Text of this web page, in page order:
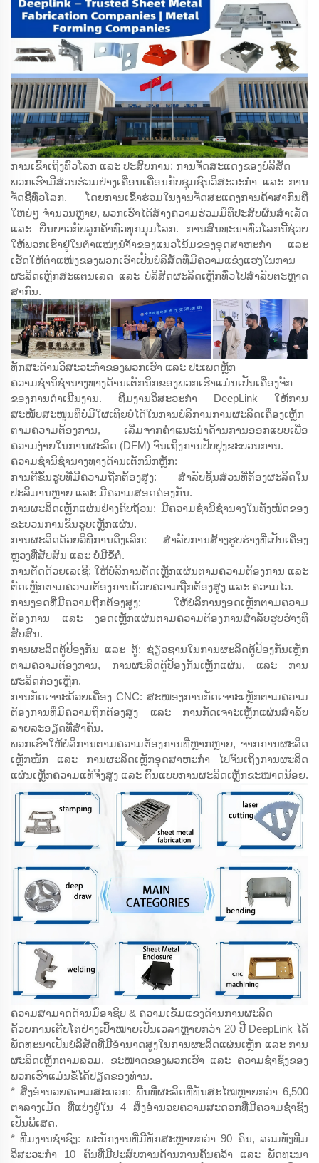
ການເຂົ້າເຖິງທົ່ວໂລກ ແລະ ປະສົບການ: ການຈັດສະແດງຂອງບໍລິສັດ
ພວກເຮົາມີສ່ວນຮ່ວມຢ່າງເຄື່ອນເຄື່ອນກັບຊຸມຊົນວິສະວະກຳ ແລະ ການ
ຈັດຊື້ທົ່ວໂລກ. ໂດຍການເຂົ້າຮ່ວມໃນງານຈັດສະແດງການຄ້າສາກົນທີ່
ໃຫຍ່ໆ ຈຳນວນຫຼາຍ, ພວກເຮົາໄດ້ສ້າງຄວາມຮ່ວມມືທີ່ປະສົບຜົນສຳເລັດ
ແລະ ຍືນຍາວກັບລູກຄ້າທົ່ວທຸກມຸມໂລກ. ການສົນທະນາທົ່ວໂລກນີ້ຊ່ວຍ
ໃຫ້ພວກເຮົາຢູ່ໃນຕຳແໜ່ງນຳ້້າຂອງແນວໂນ້ມຂອງອຸດສາຫະກຳ ແລະ
ເຮັດໃຫ້ຕຳແໜ່ງຂອງພວກເຮົາເປັນບໍລິສັດທີ່ມີຄວາມແຂ່ງແຮງໃນການ
ຜະລິດເຫຼັກສະແຕນເລດ ແລະ ບໍລິສັດຜະລິດເຫຼັກທົ່ວໄປສຳລັບຕະຫຼາດ
ສາກົນ.
ທັກສະດ້ານວິສະວະກຳຂອງພວກເຮົາ ແລະ ປະເພດຫຼັກ
ຄວາມຊຳນິຊຳນາງທາງດ້ານເຕັກນິກຂອງພວກເຮົາແມ່ນເປັນເຄື່ອງຈັກ
ຂອງການດຳເນີນງານ. ທີມງານວິສະວະກຳ DeepLink ໃຫ້ການ
ສະໜັບສະໜູນທີ່ບໍ່ມີໃຜເທີຍບໍ່ໄດ້ໃນການບໍລິການການຜະລິດເຄື່ອງເຫຼັກ
ຕາມຄວາມຕ້ອງການ, ເລີ່ມຈາກຄຳແນະນຳດ້ານການອອກແບບເພື່ອ
ຄວາມງ່າຍໃນການຜະລິດ (DFM) ຈົນເຖິງການປັບປຸງຂະບວນການ.
ຄວາມຊຳນິຊຳນາງທາງດ້ານເຕັກນິກຫຼັກ:
ການຕີຂຶ້ນຮູບທີ່ມີຄວາມຖືກຕ້ອງສູງ: ສຳລັບຊິ້ນສ່ວນທີ່ຕ້ອງຜະລິດໃນ
ປະລິມານຫຼາຍ ແລະ ມີຄວາມສອດຄ່ອງກັນ.
ການຜະລິດເຫຼັກແຜ່ນຢ່າງຄົບຖ້ວນ: ມີຄວາມຊຳນິຊຳນາງໃນທັງໝົດຂອງ
ຂະບວນການຂຶ້ນຮູບເຫຼັກແຜ່ນ.
ການຜະລິດດ້ວຍວິທີການດຶງເລິກ: ສຳລັບການສ້າງຮູບຮ່າງທີ່ເປັນເຄື່ອງ
ຫຼວງທີ່ສັບສົນ ແລະ ບໍ່ມີຂໍ້ຕໍ່.
ການຕັດດ້ວຍເລເຊີ: ໃຫ້ບໍລິການຕັດເຫຼັກແຜ່ນຕາມຄວາມຕ້ອງການ ແລະ
ຕັດເຫຼັກຕາມຄວາມຕ້ອງການດ້ວຍຄວາມຖືກຕ້ອງສູງ ແລະ ຄວາມໄວ.
ການງອດທີ່ມີຄວາມຖືກຕ້ອງສູງ: ໃຫ້ບໍລິການງອດເຫຼັກຕາມຄວາມ
ຕ້ອງການ ແລະ ງອດເຫຼັກແຜ່ນຕາມຄວາມຕ້ອງການສຳລັບຮູບຮ່າງທີ່
ສັບສົນ.
ການຜະລິດຕູ້ປ້ອງກັນ ແລະ ຕູ້: ຊ່ຽວຊານໃນການຜະລິດຕູ້ປ້ອງກັນເຫຼັກ
ຕາມຄວາມຕ້ອງການ, ການຜະລິດຕູ້ປ້ອງກັນເຫຼັກແຜ່ນ, ແລະ ການ
ຜະລິດກ່ອງເຫຼັກ.
ການກັດເຈາະດ້ວຍເຄື່ອງ CNC: ສະໜອງການກັດເຈາະເຫຼັກຕາມຄວາມ
ຕ້ອງການທີ່ມີຄວາມຖືກຕ້ອງສູງ ແລະ ການກັດເຈາະເຫຼັກແຜ່ນສຳລັບ
ລາຍລະອຽດທີ່ສຳຄັນ.
ພວກເຮົາໃຫ້ບໍລິການຕາມຄວາມຕ້ອງການທີ່ຫຼາກຫຼາຍ, ຈາກການຜະລິດ
ເຫຼັກໜັກ ແລະ ການຜະລິດເຫຼັກອຸດສາຫະກຳ ໄປຈົນເຖິງການຜະລິດ
ແຜ່ນເຫຼັກຄວາມແທ້ຈິງສູງ ແລະ ຕົ້ນແບບການຜະລິດເຫຼັກຂະໜາດນ້ອຍ.
ຄວາມສາມາດດ້ານມືອາຊີບ & ຄວາມເຂັ້ມແຂງດ້ານການຜະລິດ
ດ້ວຍການເຕີບໂຕຢ່າງເປົ້າໝາຍເປັນເວລາຫຼາຍກວ່າ 20 ປີ DeepLink ໄດ້
ພັດທະນາເປັນບໍລິສັດທີ່ມີອຳນາດສູງໃນການຜະລິດແຜ່ນເຫຼັກ ແລະ ການ
ຜະລິດເຫຼັກຕາມລວມ. ຂະໜາດຂອງພວກເຮົາ ແລະ ຄວາມຊ່ຳຊົງຂອງ
ພວກເຮົາແມ່ນຂໍ້ໄດ້ປຽດຂອງທ່ານ.
* ສິ່ງອຳນວຍຄວາມສະດວກ: ພື້ນທີ່ຜະລິດທີ່ທັນສະໄໝຫຼາຍກວ່າ 6,500
ຕາລາງເມັດ ທີ່ແບ່ງຢູ່ໃນ 4 ສິ່ງອຳນວຍຄວາມສະດວກທີ່ມີຄວາມຊ່ຳຊົງ
ເປັນພິເສດ.
* ທີມງານຊ່ຳຊົງ: ພະນັກງານທີ່ມີທັກສະຫຼາຍກວ່າ 90 ຄົນ, ລວມທັງທີມ
ວິສະວະກຳ 10 ຄົນທີ່ມີປະສົບການດ້ານການຄົ້ນຄວ້າ ແລະ ພັດທະນາ